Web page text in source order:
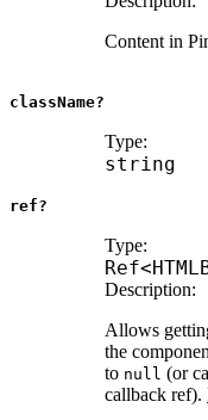
Content in
className?
Type:
string
ref?
Type:
Ref<
Description:
Allows
the
to null (or
callback ref).